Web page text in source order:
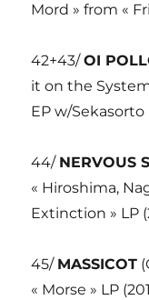
Mord » from «
42+43/OI
it on the
EP w/Sekasorto
44/ NERVOUS
« Hiroshima,
Extinction » LP
45/ MASSICOT
« Morse » LP